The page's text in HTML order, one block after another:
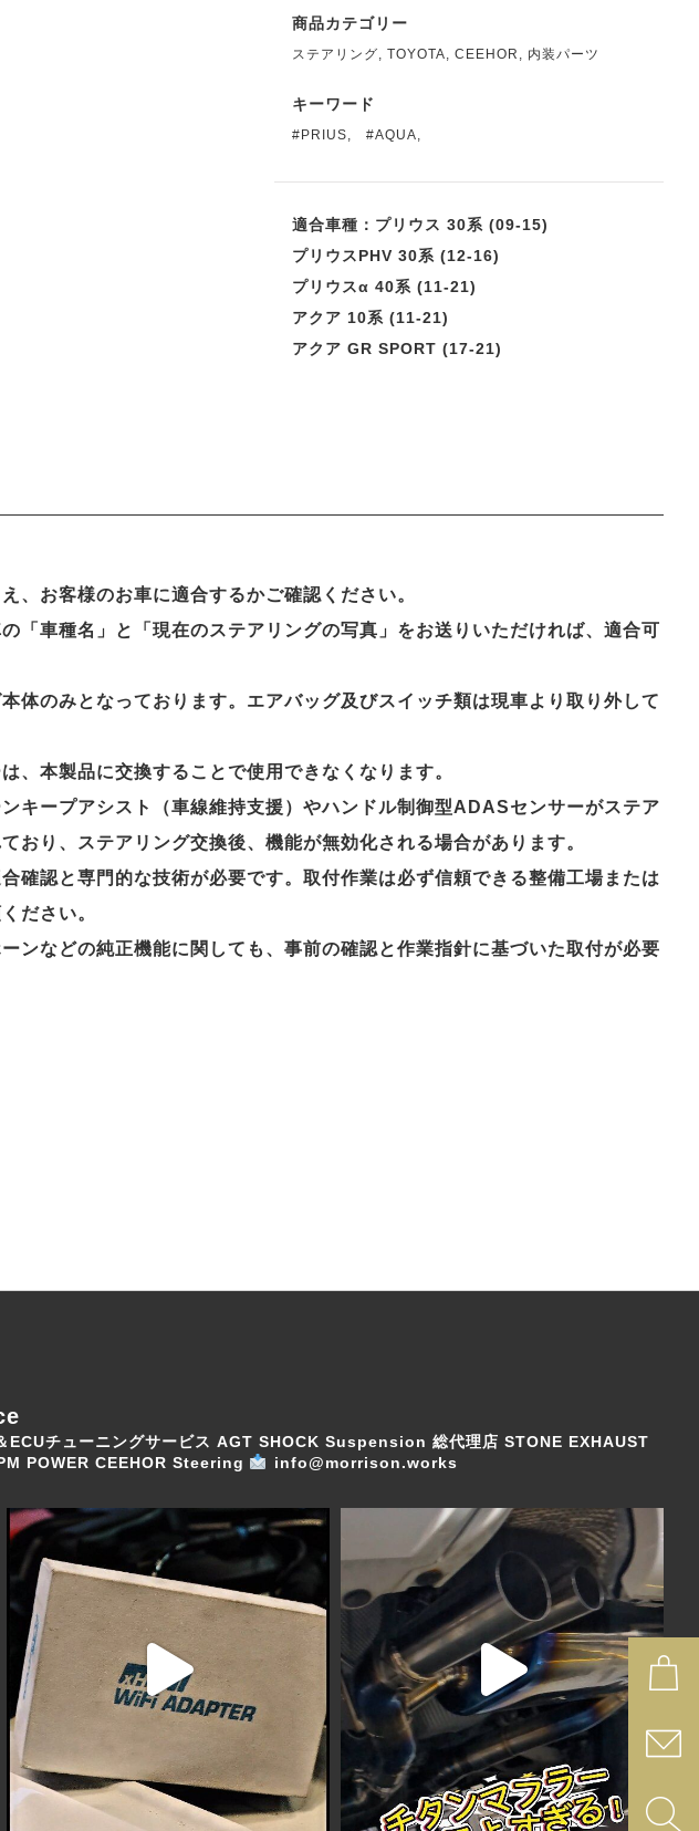
商品カテゴリー
ステアリング, TOYOTA, CEEHOR , 内装パーツ
キーワード
#PRIUS, #AQUA,
適合車種：プリウス 30系 (09-15)
プリウスPHV 30系 (12-16)
プリウスα 40系 (11-21)
アクア 10系 (11-21)
アクア GR SPORT (17-21)
、お客様のお車に適合するかご確認ください。
「車種名」と「現在のステアリングの写真」をお送りいただければ、適合可
体のみとなっております。エアバッグ及びスイッチ類は現車より取り外して
、本製品に交換することで使用できなくなります。
キープアシスト（車線維持支援）やハンドル制御型ADASセンサーがステア
おり、ステアリング交換後、機能が無効化される場合があります。
確認と専門的な技術が必要です。取付作業は必ず信頼できる整備工場または
ださい。
ンなどの純正機能に関しても、事前の確認と作業指針に基づいた取付が必要
ECUチューニングサービス AGT SHOCK Suspension 総代理店 STONE EXHAUST
POWER CEEHOR Steering info@morrison.works